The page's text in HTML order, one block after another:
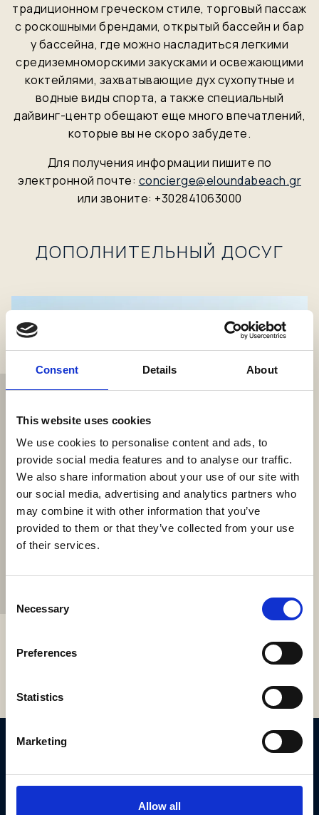
Consent Details About
This website uses cookies
We use cookies to personalise content and ads, to
provide social media features and to analyse our traffic.
We also share information about your use of our site with
our social media, advertising and analytics partners who
may combine it with other information that you’ve
provided to them or that they’ve collected from your use
of their services.
Selection
Necessary
Preferences
Statistics
Marketing
Allow all
традиционном греческом стиле, торговый пассаж
с роскошными брендами, открытый бассейн и бар
у бассейна, где можно насладиться легкими
средиземноморскими закусками и освежающими
коктейлями, захватывающие дух сухопутные и
водные виды спорта, а также специальный
дайвинг-центр обещают еще много впечатлений,
которые вы не скоро забудете.
Для получения информации пишите по
электронной почте: concierge@eloundabeach.gr
или звоните: +302841063000
ДОПОЛНИТЕЛЬНЫЙ ДОСУГ
ЮНЫЕ ГОСТИ
Волшебный отдых для всей семьи. Дети и их
родители могут спокойно отдыхать и
Elounda Beach Hotel & Villas
720 53 Элунда, Крит, Греция.